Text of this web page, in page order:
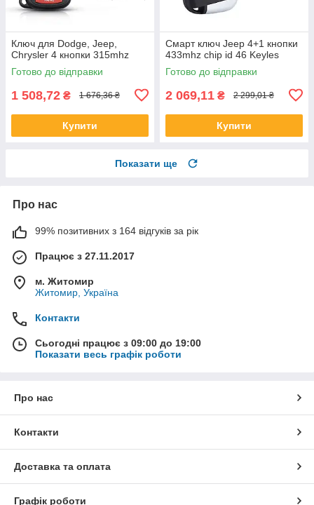
Ключ для Dodge, Jeep,
Chrysler 4 кнопки 315mhz
Готово до відправки
1 508,72 ₴ 1 676,36 ₴
Купити
Смарт ключ Jeep 4+1 кнопки
433mhz chip id 46 Keyles
Готово до відправки
2 069,11 ₴ 2 299,01 ₴
Купити
Показати ще
Про нас
99% позитивних з 164 відгуків за рік
Працює з 27.11.2017
м. Житомир
Житомир, Україна
Контакти
Сьогодні працює з 09:00 до 19:00
Показати весь графік роботи
Про нас
Контакти
Доставка та оплата
Графік роботи